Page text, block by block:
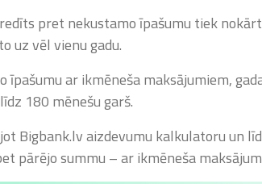
pret nekustamo īpašumu tiek
uz vēl vienu gadu.
ar ikmēneša maksājumiem,
180 mēnešu garš.
Bigbank.lv aizdevumu kalkulatoru un
pārējo summu – ar ikmēneša